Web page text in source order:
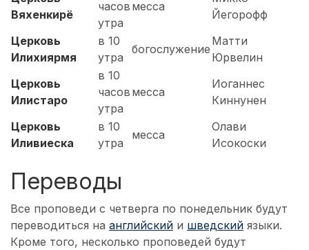
Вяхенкирё
часов
утра
месса
Йегорофф
Церковь
Илихиярмя
в 10
утра
богослужение
Матти
Юрвелин
Церковь
Илистаро
в 10
часов
утра
месса
Иоганнес
Киннунен
Церковь
Иливиеска
в 10
утра
месса
Олави
Исокоски
Переводы
Все проповеди с четверга по понедельник будут
переводиться на английский и шведский языки.
Кроме того, несколько проповедей будут